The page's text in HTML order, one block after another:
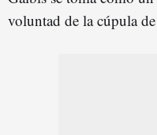
voluntad de la cúpula